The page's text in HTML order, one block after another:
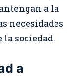
a la
necesidades
la sociedad.
a